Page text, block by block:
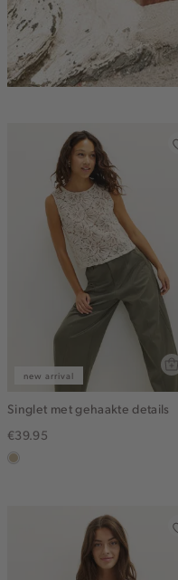
new arrival
Singlet met gehaakte details
€39.95
lichtzand